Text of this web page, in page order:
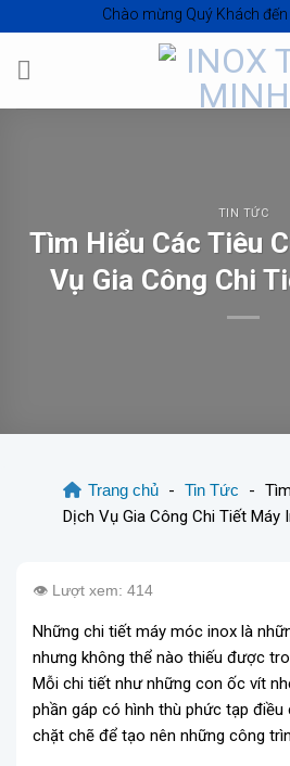
to
content
Chào mừng Quý Khách đến vớiInox
TIN TỨC
Tìm Hiểu Các Tiêu
Vụ Gia Công Chi
Trang chủ - Tin Tức -
Dịch Vụ Gia Công Chi Tiết Máy
👁️ Lượt xem: 414
Những chi tiết máy móc inox là
nhưng không thể nào thiếu được
Mỗi chi tiết như những con ốc vít
phần gáp có hình thù phức tạp điều
chặt chẽ để tạo nên những công